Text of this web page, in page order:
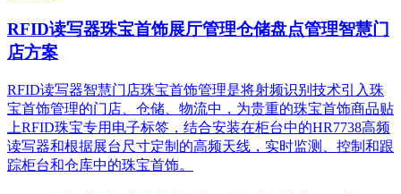
RFID读写器珠宝首饰展厅管理仓储盘点管理智慧门
店方案
RFID读写器智慧门店珠宝首饰管理是将射频识别技术引入珠
宝首饰管理的门店、仓储、物流中，为贵重的珠宝首饰商品贴
上RFID珠宝专用电子标签，结合安装在柜台中的HR7738高频
读写器和根据展台尺寸定制的高频天线，实时监测、控制和跟
踪柜台和仓库中的珠宝首饰。